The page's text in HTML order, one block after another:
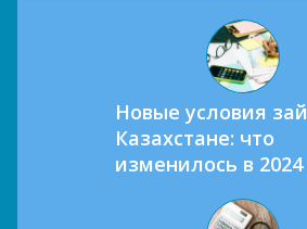
Новые условия
Казахстане: что
изменилось в 2024